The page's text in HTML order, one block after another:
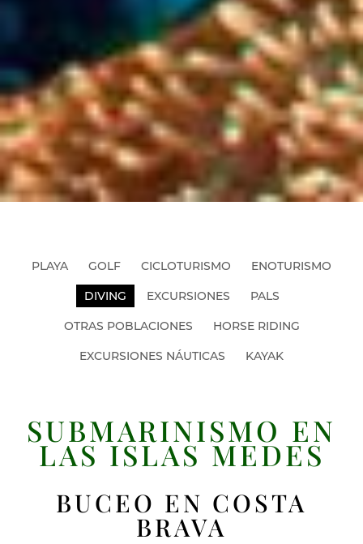
PLAYA GOLF CICLOTURISMO ENOTURISMO
DIVING EXCURSIONES PALS
OTRAS POBLACIONES HORSE RIDING
EXCURSIONES NÁUTICAS KAYAK
SUBMARINISMO EN
LAS ISLAS MEDES
BUCEO EN COSTA
BRAVA